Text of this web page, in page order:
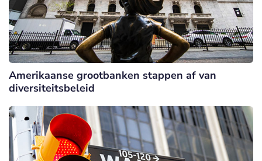
Amerikaanse grootbanken stappen af van
diversiteitsbeleid